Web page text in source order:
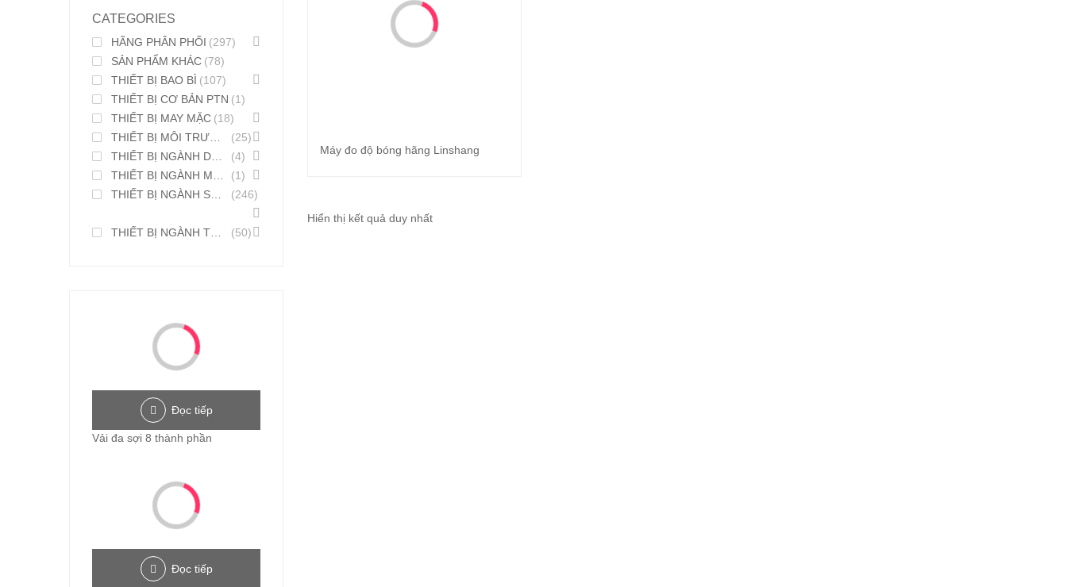
Đọc tiếp
Máy đo độ bóng hãng Linshang
Hiển thị kết quả duy nhất
CATEGORIES
HÃNG PHÂN PHỐI (297)
SẢN PHẨM KHÁC (78)
THIẾT BỊ BAO BÌ (107)
THIẾT BỊ CƠ BẢN PTN (1)
THIẾT BỊ MAY MẶC (18)
THIẾT BỊ MÔI TRƯỜNG
(25)
THIẾT BỊ NGÀNH DƯỢC PHẨM
(4)
THIẾT BỊ NGÀNH MỸ PHẨM
(1)
THIẾT BỊ NGÀNH SƠN MỰC IN
(246)
THIẾT BỊ NGÀNH THỰC PHẨM (50)
Đọc tiếp
Vải đa sợi 8 thành phần
Đọc tiếp